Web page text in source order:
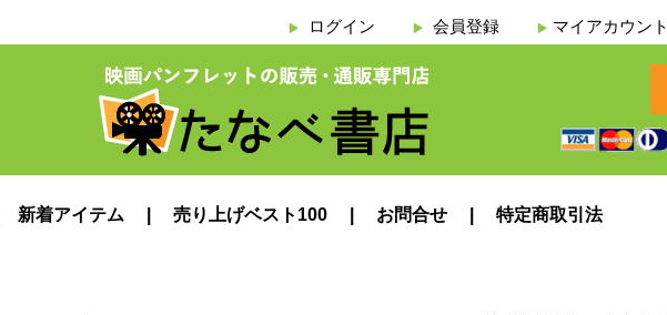
ログイン 会員登録 マイアカウント
新着アイテム 売り上げベスト100 お問合せ 特定商取引法